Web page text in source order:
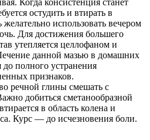
Когда консистенция станет
остудить и втирать в
использовать вечером
Для достижения большего
утепляется целлофаном и
данной мазью в домашних
до полного устранения
признаков.
речной глины смешать с
добиться сметанообразной
в область колена и
Курс — до исчезновения боли.